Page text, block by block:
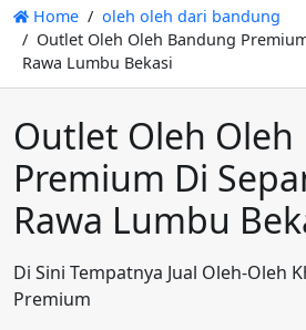
Home
oleh oleh dari bandung
Outlet Oleh Oleh Bandung
Rawa Lumbu Bekasi
Outlet Oleh
Premium Di
Rawa Lumbu
Di Sini Tempatnya Jual Oleh-Oleh
Premium